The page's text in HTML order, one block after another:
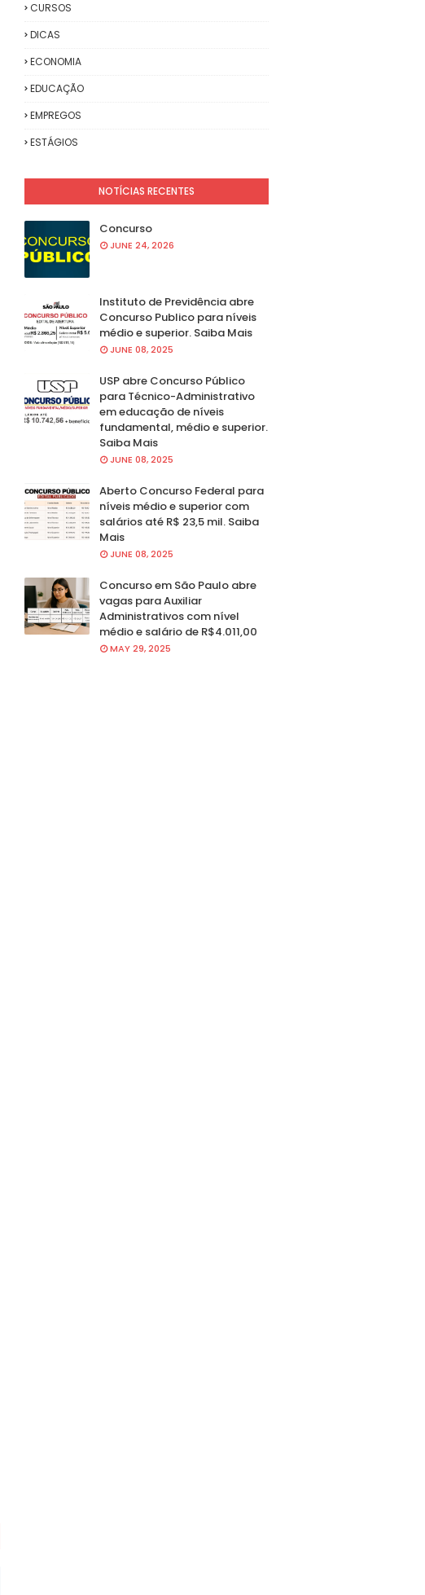
CURSOS
DICAS
ECONOMIA
EDUCAÇÃO
EMPREGOS
ESTÁGIOS
NOTÍCIAS RECENTES
Concurso
JUNE 24, 2026
Instituto de Previdência abre
Concurso Publico para níveis
médio e superior. Saiba Mais
JUNE 08, 2025
USP abre Concurso Público
para Técnico-Administrativo
em educação de níveis
fundamental, médio e superior.
Saiba Mais
JUNE 08, 2025
Aberto Concurso Federal para
níveis médio e superior com
salários até R$ 23,5 mil. Saiba
Mais
JUNE 08, 2025
Concurso em São Paulo abre
vagas para Auxiliar
Administrativos com nível
médio e salário de R$4.011,00
MAY 29, 2025